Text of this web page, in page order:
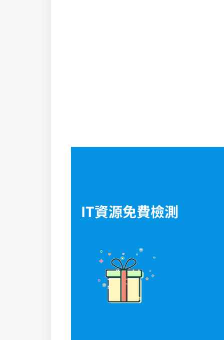
IT資源免費檢測